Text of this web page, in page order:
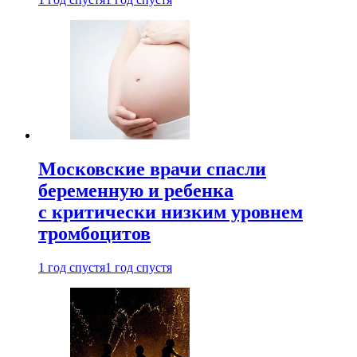
Московские врачи спасли
беременную и ребенка
с критически низким уровнем
тромбоцитов
1 год спустя1 год спустя